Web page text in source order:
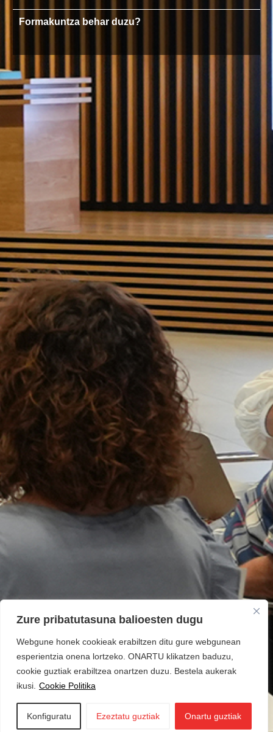
Zure pribatutasuna balioesten dugu
Webgune honek cookieak erabiltzen ditu gure webgunean
esperientzia onena lortzeko. ONARTU klikatzen baduzu,
cookie guztiak erabiltzea onartzen duzu. Bestela aukerak
ikusi. Cookie Politika
Konfiguratu Ezeztatu guztiak Onartu guztiak
Formakuntza behar duzu?